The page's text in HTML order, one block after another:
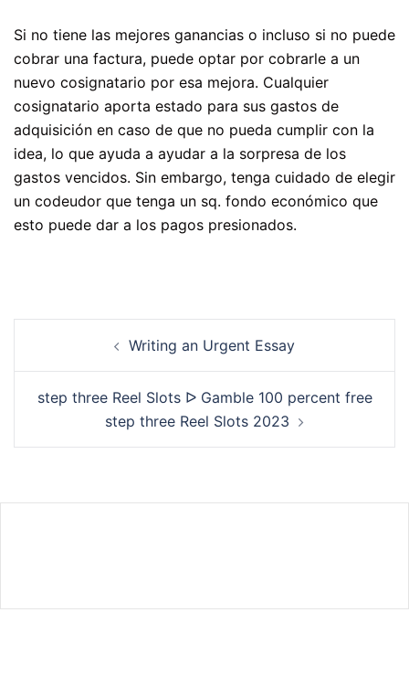
Si no tiene las mejores ganancias o incluso si no puede
cobrar una factura, puede optar por cobrarle a un
nuevo cosignatario por esa mejora. Cualquier
cosignatario aporta estado para sus gastos de
adquisición en caso de que no pueda cumplir con la
idea, lo que ayuda a ayudar a la sorpresa de los
gastos vencidos. Sin embargo, tenga cuidado de elegir
un codeudor que tenga un sq. fondo económico que
esto puede dar a los pagos presionados.
Writing an Urgent Essay
step three Reel Slots ᐅ Gamble 100 percent free
step three Reel Slots 2023